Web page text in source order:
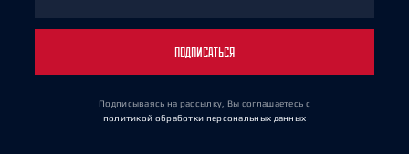
ПОДПИСАТЬСЯ
Подписываясь на рассылку, Вы соглашаетесь с
политикой обработки персональных данных